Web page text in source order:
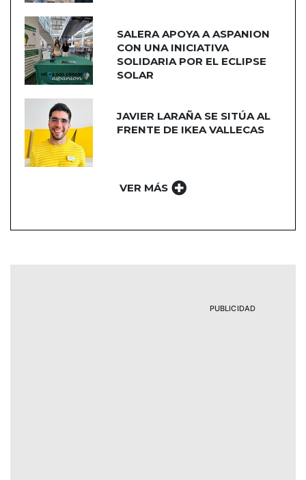
SALERA APOYA A ASPANION
CON UNA INICIATIVA
SOLIDARIA POR EL ECLIPSE
SOLAR
JAVIER LARAÑA SE SITÚA AL
FRENTE DE IKEA VALLECAS
VER MÁS
PUBLICIDAD